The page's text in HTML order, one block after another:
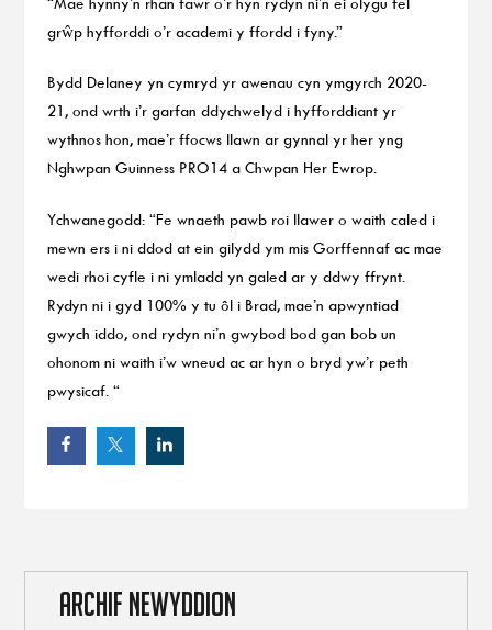
grŵp hyfforddi o’r academi y ffordd i fyny.”
Bydd Delaney yn cymryd yr awenau cyn ymgyrch 2020-
21, ond wrth i’r garfan ddychwelyd i hyfforddiant yr
wythnos hon, mae’r ffocws llawn ar gynnal yr her yng
Nghwpan Guinness PRO14 a Chwpan Her Ewrop.
Ychwanegodd: “Fe wnaeth pawb roi llawer o waith caled i
mewn ers i ni ddod at ein gilydd ym mis Gorffennaf ac mae
wedi rhoi cyfle i ni ymladd yn galed ar y ddwy ffrynt.
Rydyn ni i gyd 100% y tu ôl i Brad, mae’n apwyntiad
gwych iddo, ond rydyn ni’n gwybod bod gan bob un
ohonom ni waith i’w wneud ac ar hyn o bryd yw’r peth
pwysicaf. “
ARCHIF NEWYDDION